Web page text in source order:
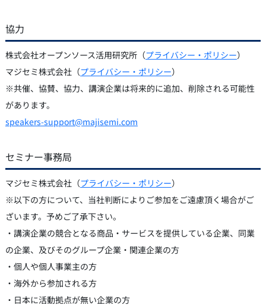
協力
株式会社オープンソース活用研究所（プライバシー・ポリシー）
マジセミ株式会社（プライバシー・ポリシー）
※共催、協賛、協力、講演企業は将来的に追加、削除される可能性
があります。
speakers-support@majisemi.com
セミナー事務局
マジセミ株式会社（プライバシー・ポリシー）
※以下の方について、当社判断によりご参加をご遠慮頂く場合がご
ざいます。予めご了承下さい。
・講演企業の競合となる商品・サービスを提供している企業、同業
の企業、及びそのグループ企業・関連企業の方
・個人や個人事業主の方
・海外から参加される方
・日本に活動拠点が無い企業の方